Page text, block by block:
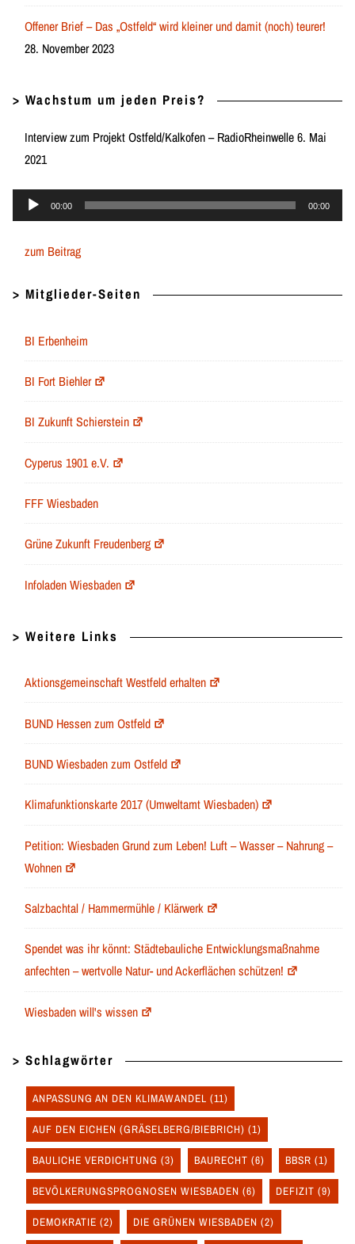
Offener Brief – Das „Ostfeld“ wird kleiner und damit (noch) teurer!
28. November 2023
> Wachstum um jeden Preis?
Interview zum Projekt Ostfeld/Kalkofen – RadioRheinwelle 6. Mai
2021
Audio-
Player
00:00 00:00
zum Beitrag
> Mitglieder-Seiten
BI Erbenheim
BI Fort Biehler
BI Zukunft Schierstein
Cyperus 1901 e.V.
FFF Wiesbaden
Grüne Zukunft Freudenberg
Infoladen Wiesbaden
> Weitere Links
Aktionsgemeinschaft Westfeld erhalten
BUND Hessen zum Ostfeld
BUND Wiesbaden zum Ostfeld
Klimafunktionskarte 2017 (Umweltamt Wiesbaden)
Petition: Wiesbaden Grund zum Leben! Luft – Wasser – Nahrung –
Wohnen
Salzbachtal / Hammermühle / Klärwerk
Spendet was ihr könnt: Städtebauliche Entwicklungsmaßnahme
anfechten – wertvolle Natur- und Ackerflächen schützen!
Wiesbaden will's wissen
> Schlagwörter
ANPASSUNG AN DEN KLIMAWANDEL (11)
AUF DEN EICHEN (GRÄSELBERG/BIEBRICH) (1)
BAULICHE VERDICHTUNG (3) BAURECHT (6) BBSR (1)
BEVÖLKERUNGSPROGNOSEN WIESBADEN (6) DEFIZIT (9)
DEMOKRATIE (2) DIE GRÜNEN WIESBADEN (2)